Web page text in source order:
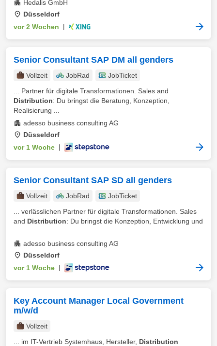
Hedalis GmbH
Düsseldorf
vor 2 Wochen
Senior Consultant SAP DM all genders
Vollzeit JobRad
JobTicket
... Partner für digitale Transformationen. Sales and
Distribution: Du bringst die Beratung, Konzeption,
Realisierung ...
adesso business consulting AG
Düsseldorf
vor 1 Woche
Senior Consultant SAP SD all genders
Vollzeit JobRad
JobTicket
... verlässlichen Partner für digitale Transformationen. Sales
and Distribution: Du bringst die Konzeption, Entwicklung und
adesso business consulting AG
Düsseldorf
vor 1 Woche
Key Account Manager Local Government
m/w/d
Vollzeit
... im IT-Vertrieb Systemhaus, Hersteller, Distribution